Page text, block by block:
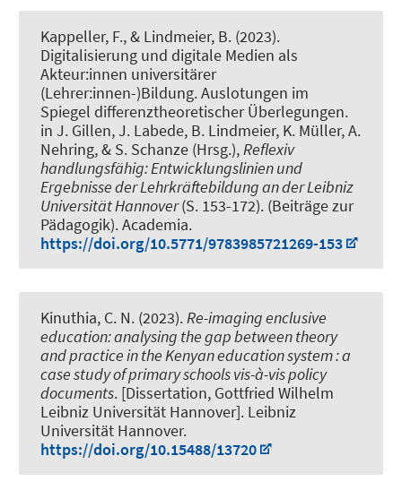
Kappeller, F., & Lindmeier, B. (2023).
Digitalisierung und digitale Medien als
Akteur:innen universitärer
(Lehrer:innen-)Bildung. Auslotungen im
Spiegel differenztheoretischer Überlegungen.
in J. Gillen, J. Labede, B. Lindmeier, K. Müller, A.
Nehring, & S. Schanze (Hrsg.),Reflexiv
handlungsfähig: Entwicklungslinien und
Ergebnisse der Lehrkräftebildung an der Leibniz
Universität Hannover(S. 153-172). (Beiträge zur
Pädagogik). Academia.
https://doi.org/10.5771/9783985721269-153
Kinuthia, C. N. (2023). Re-imaging enclusive
education: analysing the gap between theory
and practice in the Kenyan education system : a
case study of primary schools vis-à-vis policy
documents. [Dissertation, Gottfried Wilhelm
Leibniz Universität Hannover]. Leibniz
Universität Hannover.
https://doi.org/10.15488/13720